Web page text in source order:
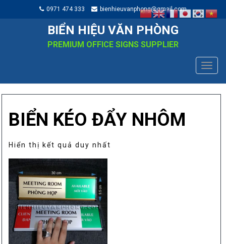
0971 474 333 bienhieuvanphong@gmail.com
BIỂN HIỆU VĂN PHÒNG
PREMIUM OFFICE SIGNS SUPPLIER
BIỂN KÉO ĐẨY NHÔM
Hiển thị kết quả duy nhất